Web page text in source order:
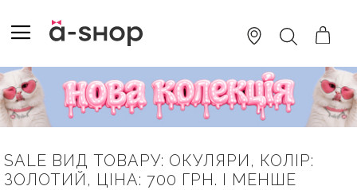
TO
CONTENT
ПОШУК
SALE ВИД ТОВАРУ: ОКУЛЯРИ, КОЛІР:
ЗОЛОТИЙ, ЦІНА: 700 ГРН. І МЕНШЕ